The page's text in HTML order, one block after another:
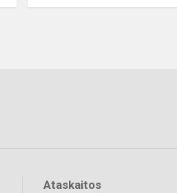
Ataskaitos